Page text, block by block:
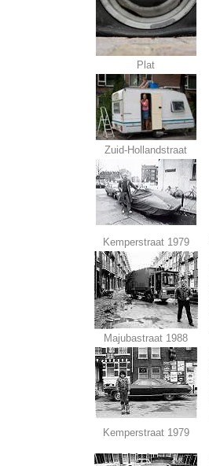
Plat
Zuid-Hollandstraat
Kemperstraat 1979
Majubastraat 1988
Kemperstraat 1979